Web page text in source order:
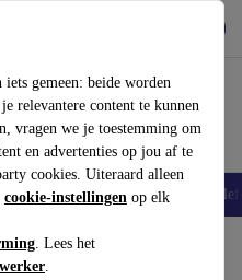
iets gemeen: beide worden
relevantere content te kunnen
vragen we je toestemming om
en advertenties op jou af te
cookies. Uiteraard alleen
cookie-instellingen op elk
. Lees het
.
Accessoires
zwembadaccessoires